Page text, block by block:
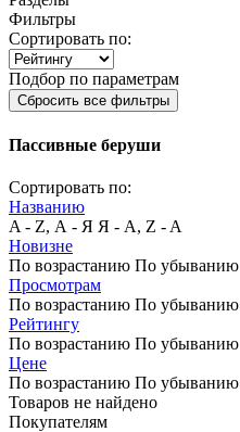
Фильтры
Сортировать по:
Подбор по параметрам
Сбросить все фильтры
Пассивные беруши
Сортировать по:
Названию
A - Z, А - Я Я - А, Z - A
Новизне
По возрастанию По убыванию
Просмотрам
По возрастанию По убыванию
Рейтингу
По возрастанию По убыванию
Цене
По возрастанию По убыванию
Товаров не найдено
Покупателям